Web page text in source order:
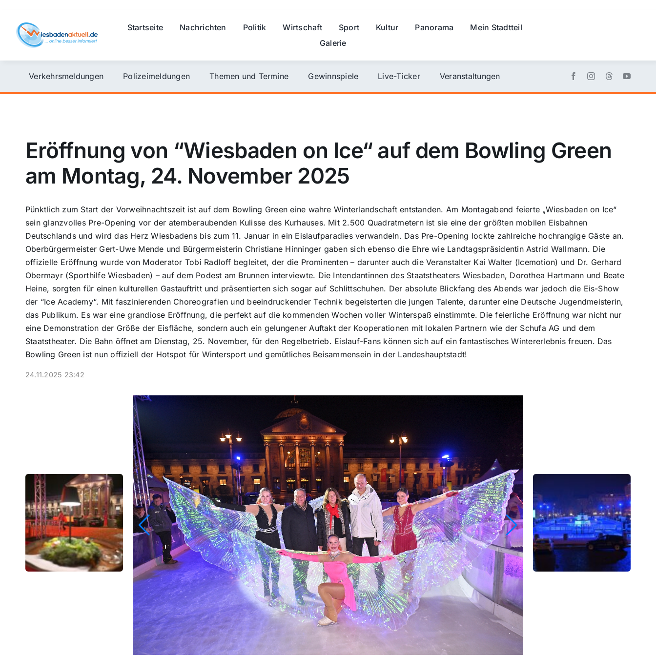
content
Startseite Nachrichten Politik Wirtschaft Sport Kultur Panorama
Mein Stadtteil
Galerie
Verkehrsmeldungen Polizeimeldungen Themen und Termine Gewinnspiele Live-Ticker Veranstaltungen
Eröffnung von “Wiesbaden on Ice“ auf dem Bowling Green
am Montag, 24. November 2025
Pünktlich zum Start der Vorweihnachtszeit ist auf dem Bowling Green eine wahre Winterlandschaft entstanden. Am Montagabend feierte „Wiesbaden on Ice“
sein glanzvolles Pre-Opening vor der atemberaubenden Kulisse des Kurhauses. Mit 2.500 Quadratmetern ist sie eine der größten mobilen Eisbahnen
Deutschlands und wird das Herz Wiesbadens bis zum 11. Januar in ein Eislaufparadies verwandeln. Das Pre-Opening lockte zahlreiche hochrangige Gäste an.
Oberbürgermeister Gert-Uwe Mende und Bürgermeisterin Christiane Hinninger gaben sich ebenso die Ehre wie Landtagspräsidentin Astrid Wallmann. Die
offizielle Eröffnung wurde von Moderator Tobi Radloff begleitet, der die Prominenten – darunter auch die Veranstalter Kai Walter (Icemotion) und Dr. Gerhard
Obermayr (Sporthilfe Wiesbaden) – auf dem Podest am Brunnen interviewte. Die Intendantinnen des Staatstheaters Wiesbaden, Dorothea Hartmann und Beate
Heine, sorgten für einen kulturellen Gastauftritt und präsentierten sich sogar auf Schlittschuhen. Der absolute Blickfang des Abends war jedoch die Eis-Show
der “Ice Academy“. Mit faszinierenden Choreografien und beeindruckender Technik begeisterten die jungen Talente, darunter eine Deutsche Jugendmeisterin,
das Publikum. Es war eine grandiose Eröffnung, die perfekt auf die kommenden Wochen voller Winterspaß einstimmte. Die feierliche Eröffnung war nicht nur
eine Demonstration der Größe der Eisfläche, sondern auch ein gelungener Auftakt der Kooperationen mit lokalen Partnern wie der Schufa AG und dem
Staatstheater. Die Bahn öffnet am Dienstag, 25. November, für den Regelbetrieb. Eislauf-Fans können sich auf ein fantastisches Wintererlebnis freuen. Das
Bowling Green ist nun offiziell der Hotspot für Wintersport und gemütliches Beisammensein in der Landeshauptstadt!
24.11.2025 23:42